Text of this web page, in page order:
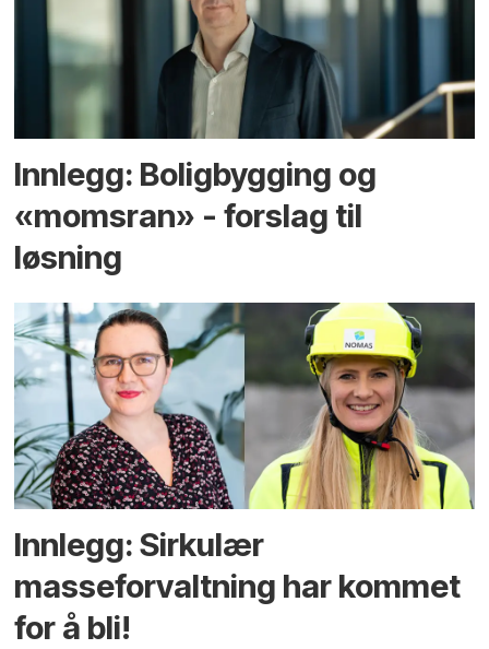
Innlegg: Boligbygging og
«momsran» - forslag til
løsning
Innlegg: Sirkulær
masseforvaltning har kommet
for å bli!